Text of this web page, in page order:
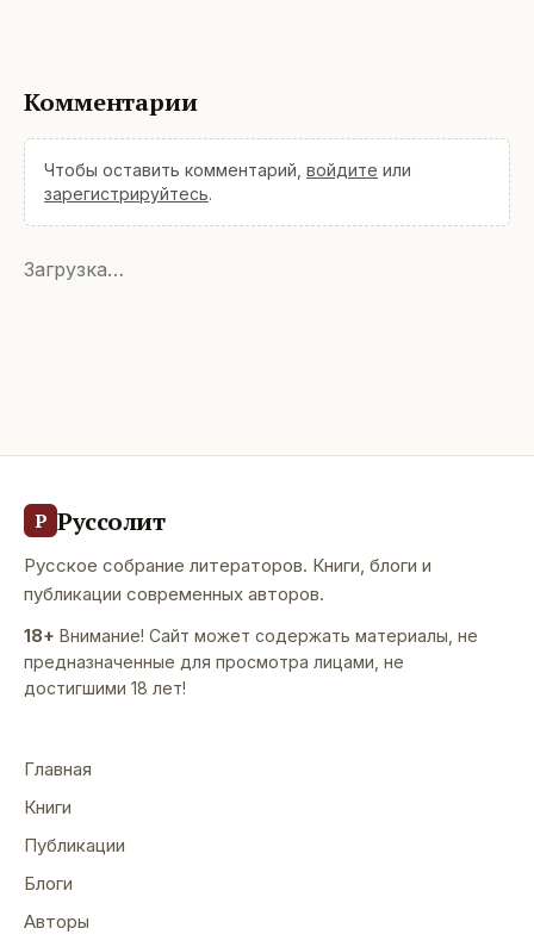
Комментарии
Чтобы оставить комментарий, войдите или
зарегистрируйтесь.
Загрузка…
Р Руссолит
Русское собрание литераторов. Книги, блоги и
публикации современных авторов.
18+ Внимание! Сайт может содержать материалы, не
предназначенные для просмотра лицами, не
достигшими 18 лет!
Главная
Книги
Публикации
Блоги
Авторы